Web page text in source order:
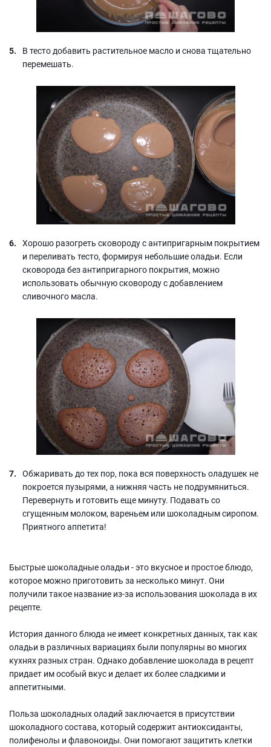
В тесто добавить растительное масло и снова тщательно
перемешать.
Хорошо разогреть сковороду с антипригарным покрытием
и переливать тесто, формируя небольшие оладьи. Если
сковорода без антипригарного покрытия, можно
использовать обычную сковороду с добавлением
сливочного масла.
Обжаривать до тех пор, пока вся поверхность оладушек не
покроется пузырями, а нижняя часть не подрумяниться.
Перевернуть и готовить еще минуту. Подавать со
сгущенным молоком, вареньем или шоколадным сиропом.
Приятного аппетита!
Быстрые шоколадные оладьи - это вкусное и простое блюдо,
которое можно приготовить за несколько минут. Они
получили такое название из-за использования шоколада в их
рецепте.
История данного блюда не имеет конкретных данных, так как
оладьи в различных вариациях были популярны во многих
кухнях разных стран. Однако добавление шоколада в рецепт
придает им особый вкус и делает их более сладкими и
аппетитными.
Польза шоколадных оладий заключается в присутствии
шоколадного состава, который содержит антиоксиданты,
полифенолы и флавоноиды. Они помогают защитить клетки